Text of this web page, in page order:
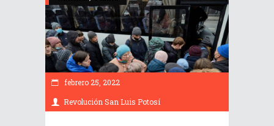
febrero 25, 2022
Revolución San Luis Potosí